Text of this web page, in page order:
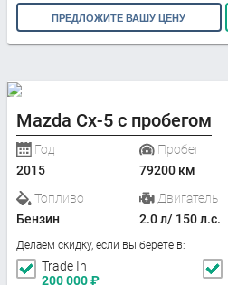
ПРЕДЛОЖИТЕ ВАШУ ЦЕНУ
Mazda Cx-5 с пробегом
Год
2015
Пробег
79200 км
Топливо
Бензин
Двигатель
2.0 л/ 150 л.с.
Делаем скидку, если вы берете в:
Trade In
200 000₽